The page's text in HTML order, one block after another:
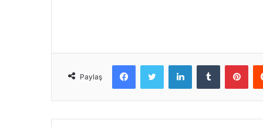
Paylaş
FacebookTwitter LinkedInTumblr